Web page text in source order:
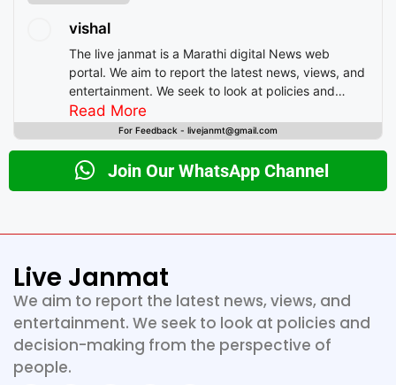
vishal
The live janmat is a Marathi digital News web
portal. We aim to report the latest news, views, and
entertainment. We seek to look at policies and
decision-making from the perspective of people.
Read More
For Feedback - livejanmt@gmail.com
Join Our WhatsApp Channel
Live Janmat
We aim to report the latest news, views, and
entertainment. We seek to look at policies and
decision-making from the perspective of
people.